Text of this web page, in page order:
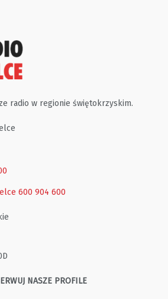
radio w regionie świętokrzyskim.
600 904 600
NASZE PROFILE